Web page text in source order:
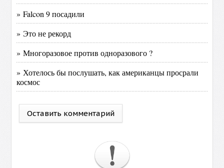
» Falcon 9 посадили
» Это не рекорд
» Многоразовое против одноразового ?
» Хотелось бы послушать, как американцы просрали
космос
Оставить комментарий